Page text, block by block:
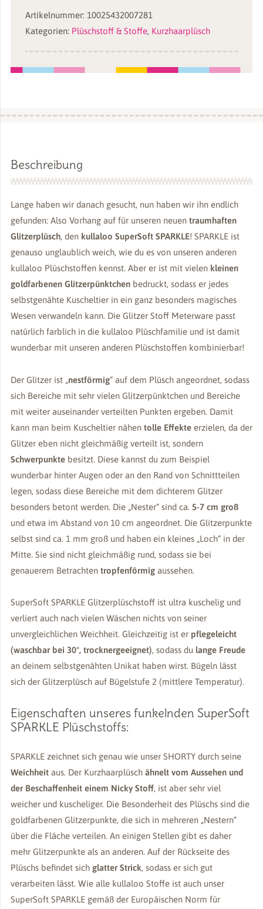
helles
mint
-
2
SPARKLE
Artikelnummer: 10025432007281
Kategorien: Plüschstoff & Stoffe, Kurzhaarplüsch
Beschreibung
Lange haben wir danach gesucht, nun haben wir ihn endlich
gefunden: Also Vorhang auf für unseren neuen traumhaften
Glitzerplüsch, den kullaloo SuperSoft SPARKLE! SPARKLE ist
genauso unglaublich weich, wie du es von unseren anderen
kullaloo Plüschstoffen kennst. Aber er ist mit vielen kleinen
goldfarbenen Glitzerpünktchenbedruckt, sodass er jedes
selbstgenähte Kuscheltier in ein ganz besonders magisches
Wesen verwandeln kann. Die Glitzer Stoff Meterware passt
natürlich farblich in die kullaloo Plüschfamilie und ist damit
wunderbar mit unseren anderen Plüschstoffen kombinierbar!
Der Glitzer ist „nestförmig“ auf dem Plüsch angeordnet, sodass
sich Bereiche mit sehr vielen Glitzerpünktchen und Bereiche
mit weiter auseinander verteilten Punkten ergeben. Damit
kann man beim Kuscheltier nähen tolle Effekteerzielen, da der
Glitzer eben nicht gleichmäßig verteilt ist, sondern
Schwerpunktebesitzt. Diese kannst du zum Beispiel
wunderbar hinter Augen oder an den Rand von Schnittteilen
legen, sodass diese Bereiche mit dem dichterem Glitzer
besonders betont werden. Die „Nester“ sind ca. 5-7 cm groß
und etwa im Abstand von 10 cm angeordnet. Die Glitzerpunkte
selbst sind ca. 1 mm groß und haben ein kleines „Loch“ in der
Mitte. Sie sind nicht gleichmäßig rund, sodass sie bei
genauerem Betrachten tropfenförmigaussehen.
SuperSoft SPARKLE Glitzerplüschstoff ist ultra kuschelig und
verliert auch nach vielen Wäschen nichts von seiner
unvergleichlichen Weichheit. Gleichzeitig ist er pflegeleicht
(waschbar bei 30°, trocknergeeignet), sodass du lange Freude
an deinem selbstgenähten Unikat haben wirst. Bügeln lässt
sich der Glitzerplüsch auf Bügelstufe 2 (mittlere Temperatur).
Eigenschaften unseres funkelnden SuperSoft
SPARKLE Plüschstoffs:
SPARKLE zeichnet sich genau wie unser SHORTY durch seine
Weichheitaus. Der Kurzhaarplüsch ähnelt vom Aussehen und
der Beschaffenheit einem Nicky Stoff, ist aber sehr viel
weicher und kuscheliger. Die Besonderheit des Plüschs sind die
goldfarbenen Glitzerpunkte, die sich in mehreren „Nestern“
über die Fläche verteilen. An einigen Stellen gibt es daher
mehr Glitzerpunkte als an anderen. Auf der Rückseite des
Plüschs befindet sich glatter Strick, sodass er sich gut
verarbeiten lässt. Wie alle kullaloo Stoffe ist auch unser
SuperSoft SPARKLE gemäß der Europäischen Norm für